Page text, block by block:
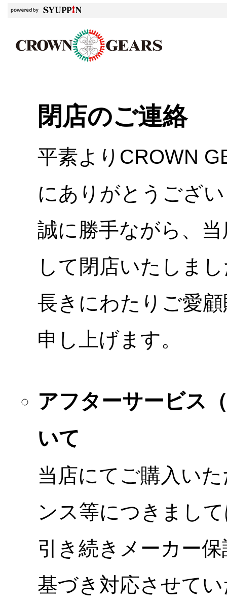
閉店のご連絡
平素よりCROWN
にありがとうござ
誠に勝手ながら、
して閉店いたしま
長きにわたりご愛
申し上げます。
アフターサービス
いて
当店にてご購入い
ンス等につきまし
引き続きメーカー
基づき対応させて